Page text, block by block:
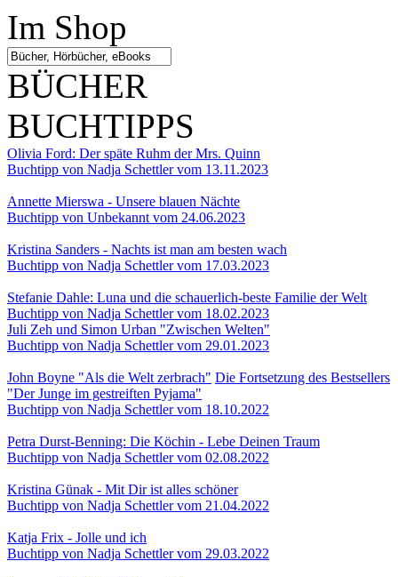
Im Shop
BÜCHER
BUCHTIPPS
Olivia Ford: Der späte Ruhm der Mrs. Quinn
Buchtipp von Nadja Schettler vom 13.11.2023
Annette Mierswa - Unsere blauen Nächte
Buchtipp von Unbekannt vom 24.06.2023
Kristina Sanders - Nachts ist man am besten wach
Buchtipp von Nadja Schettler vom 17.03.2023
Stefanie Dahle: Luna und die schauerlich-beste Familie der Welt
Buchtipp von Nadja Schettler vom 18.02.2023
Juli Zeh und Simon Urban "Zwischen Welten"
Buchtipp von Nadja Schettler vom 29.01.2023
John Boyne "Als die Welt zerbrach" Die Fortsetzung des Bestsellers
"Der Junge im gestreiften Pyjama"
Buchtipp von Nadja Schettler vom 18.10.2022
Petra Durst-Benning: Die Köchin - Lebe Deinen Traum
Buchtipp von Nadja Schettler vom 02.08.2022
Kristina Günak - Mit Dir ist alles schöner
Buchtipp von Nadja Schettler vom 21.04.2022
Katja Frix - Jolle und ich
Buchtipp von Nadja Schettler vom 29.03.2022